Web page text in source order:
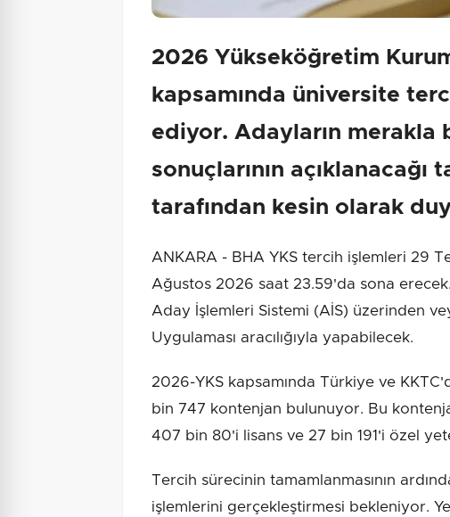
2026 Yükseköğretim
kapsamında üniversite
ediyor. Adayların merakla
sonuçlarının açıklanacağı
tarafından kesin olarak
ANKARA - BHA YKS tercih işlemleri 29
Ağustos 2026 saat 23.59'da sona
Aday İşlemleri Sistemi (AİS) üzerinden
Uygulaması aracılığıyla yapabilecek.
2026-YKS kapsamında Türkiye ve
bin 747 kontenjan bulunuyor. Bu
407 bin 80'i lisans ve 27 bin 191'i özel
Tercih sürecinin tamamlanmasının
işlemlerini gerçekleştirmesi bekleniyor.